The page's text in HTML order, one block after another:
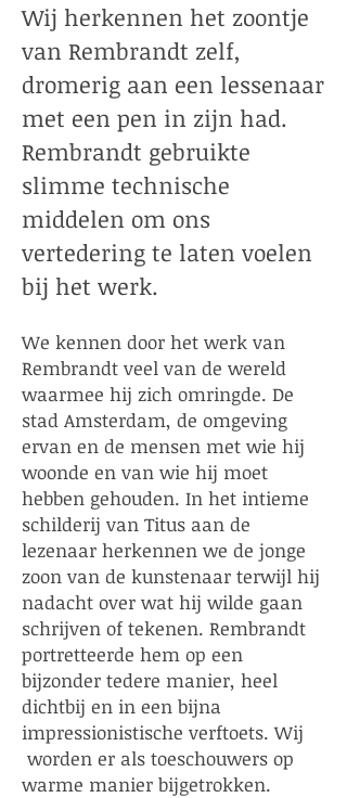
Wij herkennen het zoontje
van Rembrandt zelf,
dromerig aan een lessenaar
met een pen in zijn had.
Rembrandt gebruikte
slimme technische
middelen om ons
vertedering te laten voelen
bij het werk.
We kennen door het werk van
Rembrandt veel van de wereld
waarmee hij zich omringde. De
stad Amsterdam, de omgeving
ervan en de mensen met wie hij
woonde en van wie hij moet
hebben gehouden. In het intieme
schilderij van Titus aan de
lezenaar herkennen we de jonge
zoon van de kunstenaar terwijl hij
nadacht over wat hij wilde gaan
schrijven of tekenen. Rembrandt
portretteerde hem op een
bijzonder tedere manier, heel
dichtbij en in een bijna
impressionistische verftoets. Wij
worden er als toeschouwers op
warme manier bijgetrokken.